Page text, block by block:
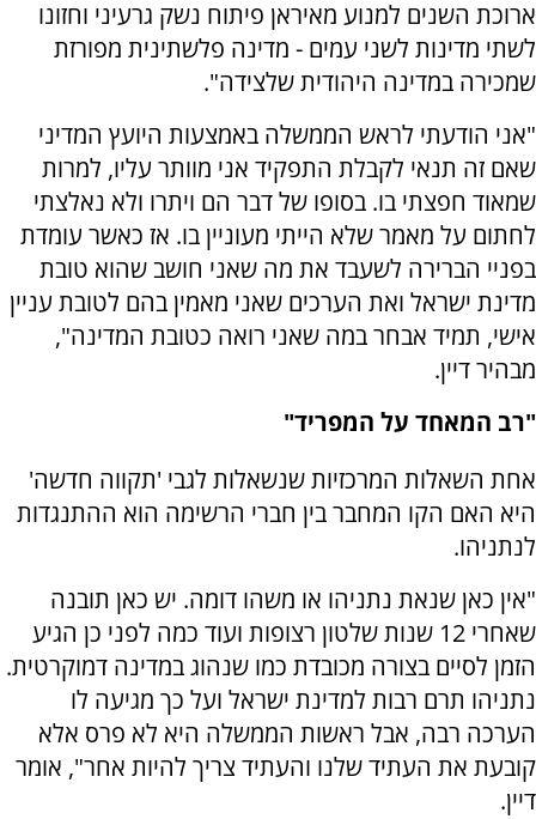
ארוכת השנים למנוע מאיראן פיתוח נשק גרעיני וחזונו
לשתי מדינות לשני עמים - מדינה פלשתינית מפורזת
שמכירה במדינה היהודית שלצידה".
"אני הודעתי לראש הממשלה באמצעות היועץ המדיני
שאם זה תנאי לקבלת התפקיד אני מוותר עליו, למרות
שמאוד חפצתי בו. בסופו של דבר הם ויתרו ולא נאלצתי
לחתום על מאמר שלא הייתי מעוניין בו. אז כאשר עומדת
בפניי הברירה לשעבד את מה שאני חושב שהוא טובת
מדינת ישראל ואת הערכים שאני מאמין בהם לטובת עניין
אישי, תמיד אבחר במה שאני רואה כטובת המדינה",
מבהיר דיין.
"רב המאחד על המפריד"
אחת השאלות המרכזיות שנשאלות לגבי 'תקווה חדשה'
היא האם הקו המחבר בין חברי הרשימה הוא ההתנגדות
לנתניהו.
"אין כאן שנאת נתניהו או משהו דומה. יש כאן תובנה
שאחרי 12 שנות שלטון רצופות ועוד כמה לפני כן הגיע
הזמן לסיים בצורה מכובדת כמו שנהוג במדינה דמוקרטית.
נתניהו תרם רבות למדינת ישראל ועל כך מגיעה לו
הערכה רבה, אבל ראשות הממשלה היא לא פרס אלא
קובעת את העתיד שלנו והעתיד צריך להיות אחר", אומר
דיין.